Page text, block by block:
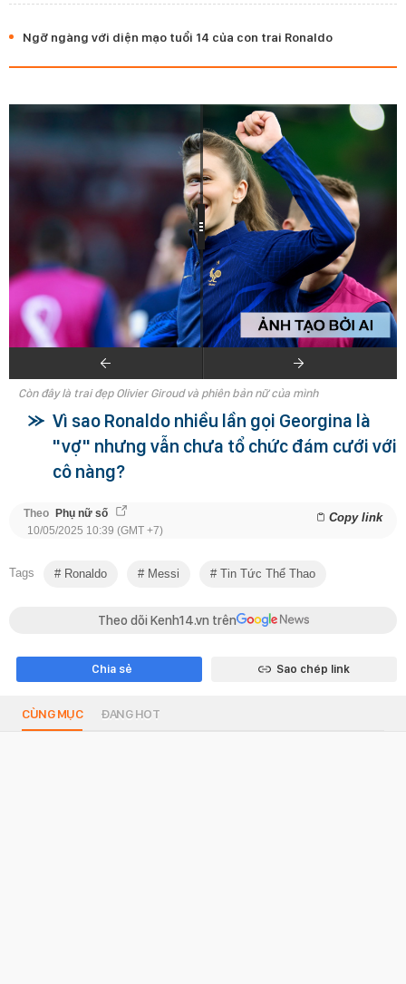
Ngỡ ngàng với diện mạo tuổi 14 của con trai Ronaldo
Còn đây là trai đẹp Olivier Giroud và phiên bản nữ của mình
Vì sao Ronaldo nhiều lần gọi Georgina là
"vợ" nhưng vẫn chưa tổ chức đám cưới với
cô nàng?
Theo Phụ nữ số Copy link
10/05/2025 10:39 (GMT +7)
Tags Ronaldo Messi Tin Tức Thể Thao
Theo dõi Kenh14.vn trên
Chia sẻ Sao chép link
CÙNG MỤC ĐANG HOT